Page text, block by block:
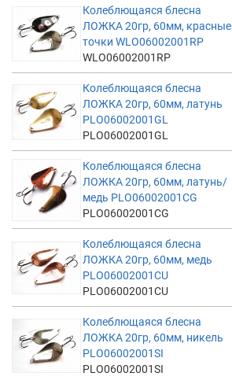
Колеблющаяся блесна
ЛОЖКА 20гр, 60мм, красные
точки WLO06002001RP
WLO06002001RP
Колеблющаяся блесна
ЛОЖКА 20гр, 60мм, латунь
PLO06002001GL
PLO06002001GL
Колеблющаяся блесна
ЛОЖКА 20гр, 60мм, латунь/
медь PLO06002001CG
PLO06002001CG
Колеблющаяся блесна
ЛОЖКА 20гр, 60мм, медь
PLO06002001CU
PLO06002001CU
Колеблющаяся блесна
ЛОЖКА 20гр, 60мм, никель
PLO06002001SI
PLO06002001SI